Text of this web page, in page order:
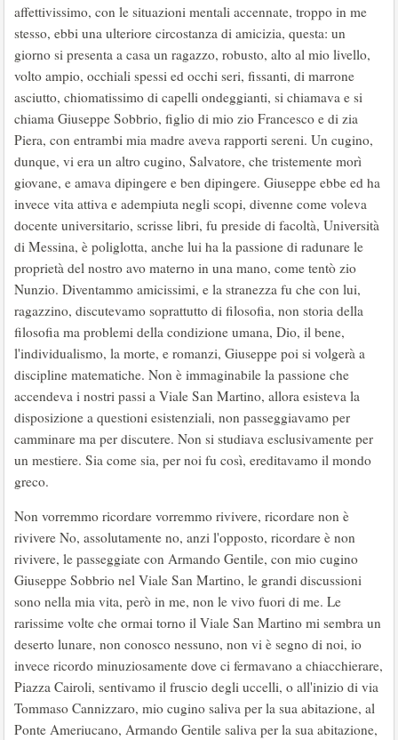
affettivissimo, con le situazioni mentali accennate, troppo in me
stesso, ebbi una ulteriore circostanza di amicizia, questa: un
giorno si presenta a casa un ragazzo, robusto, alto al mio livello,
volto ampio, occhiali spessi ed occhi seri, fissanti, di marrone
asciutto, chiomatissimo di capelli ondeggianti, si chiamava e si
chiama Giuseppe Sobbrio, figlio di mio zio Francesco e di zia
Piera, con entrambi mia madre aveva rapporti sereni. Un cugino,
dunque, vi era un altro cugino, Salvatore, che tristemente morì
giovane, e amava dipingere e ben dipingere. Giuseppe ebbe ed ha
invece vita attiva e adempiuta negli scopi, divenne come voleva
docente universitario, scrisse libri, fu preside di facoltà, Università
di Messina, è poliglotta, anche lui ha la passione di radunare le
proprietà del nostro avo materno in una mano, come tentò zio
Nunzio. Diventammo amicissimi, e la stranezza fu che con lui,
ragazzino, discutevamo soprattutto di filosofia, non storia della
filosofia ma problemi della condizione umana, Dio, il bene,
l'individualismo, la morte, e romanzi, Giuseppe poi si volgerà a
discipline matematiche. Non è immaginabile la passione che
accendeva i nostri passi a Viale San Martino, allora esisteva la
disposizione a questioni esistenziali, non passeggiavamo per
camminare ma per discutere. Non si studiava esclusivamente per
un mestiere. Sia come sia, per noi fu così, ereditavamo il mondo
greco.
Non vorremmo ricordare vorremmo rivivere, ricordare non è
rivivere No, assolutamente no, anzi l'opposto, ricordare è non
rivivere, le passeggiate con Armando Gentile, con mio cugino
Giuseppe Sobbrio nel Viale San Martino, le grandi discussioni
sono nella mia vita, però in me, non le vivo fuori di me. Le
rarissime volte che ormai torno il Viale San Martino mi sembra un
deserto lunare, non conosco nessuno, non vi è segno di noi, io
invece ricordo minuziosamente dove ci fermavano a chiacchierare,
Piazza Cairoli, sentivamo il fruscio degli uccelli, o all'inizio di via
Tommaso Cannizzaro, mio cugino saliva per la sua abitazione, al
Ponte Ameriucano, Armando Gentile saliva per la sua abitazione,